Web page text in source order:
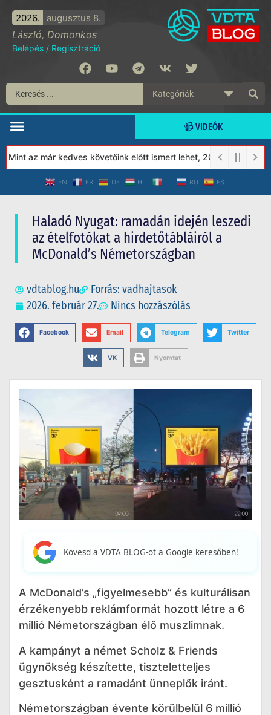
2026. augusztus 8.
László, Domonkos
Belépés / Regisztráció
📹 VIDEÓK
az már kedves követőink előtt ismert lehet, 2023-tól a Védett
EN FR DE HU IT RU ES
Haladó Nyugat: ramadán idején leszedi
az ételfotókat a hirdetőtábláiról a
McDonald’s Németországban
vdtablog.hu
Forrás: vadhajtasok
2026. február 27.
Nincs hozzászólás
Facebook Email Telegram Twitter
VK Nyomtat
Kövesd a VDTA BLOG-ot a Google keresőben!
A McDonald’s „figyelmesebb” és kulturálisan
érzékenyebb reklámformát hozott létre a 6
millió Németországban élő muszlimnak.
A kampányt a német Scholz & Friends
ügynökség készítette, tiszteletteljes
gesztusként a ramadánt ünneplők iránt.
Németországban évente körülbelül 6 millió